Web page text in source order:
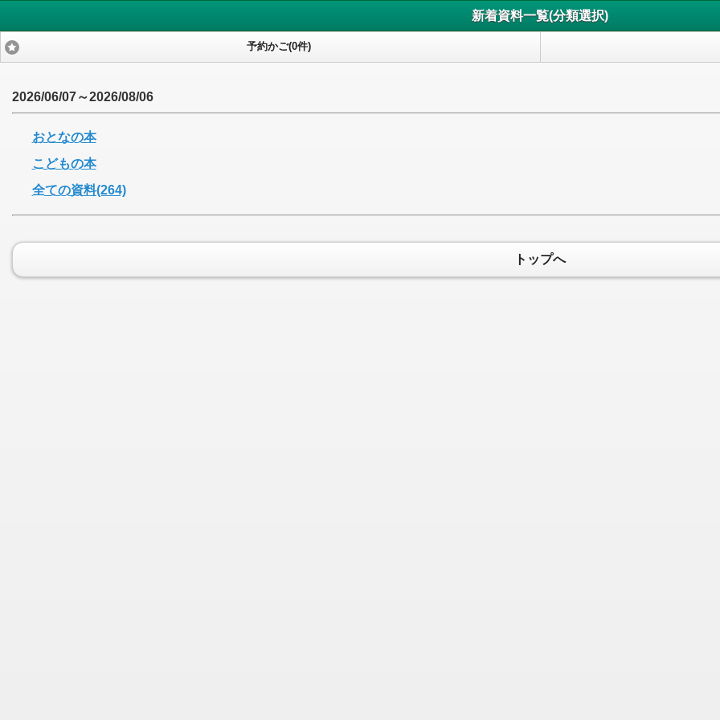
新着資料一覧(分類選択)
予約かご(0件)
2026/06/07～2026/08/06
おとなの本
こどもの本
全ての資料(264)
トップへ